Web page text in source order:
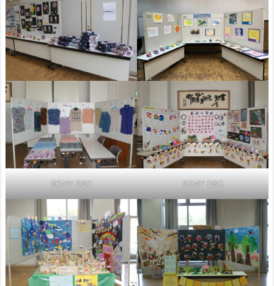
SONY DSC SONY DSC